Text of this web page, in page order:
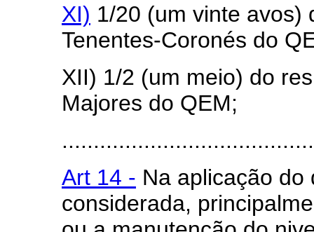
XI) 1/20 (um vinte avos)
Tenentes-Coronés do
XII) 1/2 (um meio) do
Majores do QEM;
Art 14 - Na aplicação do
considerada,